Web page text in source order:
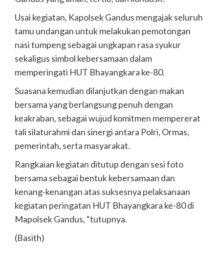
Usai kegiatan, Kapolsek Gandus mengajak seluruh
tamu undangan untuk melakukan pemotongan
nasi tumpeng sebagai ungkapan rasa syukur
sekaligus simbol kebersamaan dalam
memperingati HUT Bhayangkara ke-80.
Suasana kemudian dilanjutkan dengan makan
bersama yang berlangsung penuh dengan
keakraban, sebagai wujud komitmen mempererat
tali silaturahmi dan sinergi antara Polri, Ormas,
pemerintah, serta masyarakat.
Rangkaian kegiatan ditutup dengan sesi foto
bersama sebagai bentuk kebersamaan dan
kenang-kenangan atas suksesnya pelaksanaan
kegiatan peringatan HUT Bhayangkara ke-80 di
Mapolsek Gandus, “tutupnya.
(Basith)